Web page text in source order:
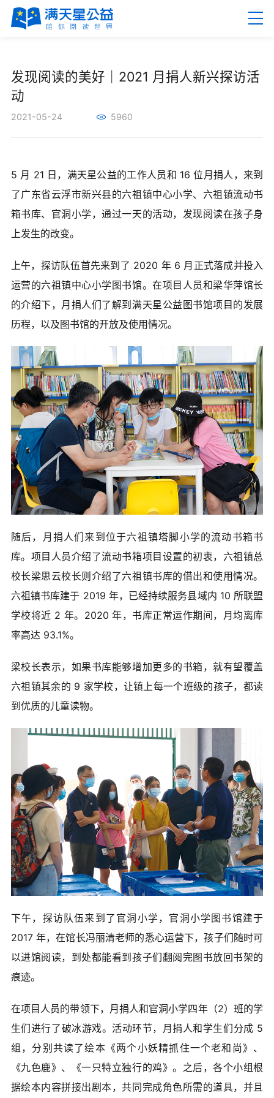
关于满天星
新闻资讯
爱心捐赠
公益合作
加入我们
信息公开
我要月捐
发现阅读的美好｜2021 月捐人新兴探访活
动
2021-05-24 5960
5 月 21 日，满天星公益的工作人员和 16 位月捐人，来到
了广东省云浮市新兴县的六祖镇中心小学、六祖镇流动书
箱书库、官洞小学，通过一天的活动，发现阅读在孩子身
上发生的改变。
上午，探访队伍首先来到了 2020 年 6 月正式落成并投入
运营的六祖镇中心小学图书馆。在项目人员和梁华萍馆长
的介绍下，月捐人们了解到满天星公益图书馆项目的发展
历程，以及图书馆的开放及使用情况。
随后，月捐人们来到位于六祖镇塔脚小学的流动书箱书
库。项目人员介绍了流动书箱项目设置的初衷，六祖镇总
校长梁思云校长则介绍了六祖镇书库的借出和使用情况。
六祖镇书库建于 2019 年，已经持续服务县域内 10 所联盟
学校将近 2 年。2020 年，书库正常运作期间，月均离库
率高达 93.1%。
梁校长表示，如果书库能够增加更多的书箱，就有望覆盖
六祖镇其余的 9 家学校，让镇上每一个班级的孩子，都读
到优质的儿童读物。
下午，探访队伍来到了官洞小学，官洞小学图书馆建于
2017 年，在馆长冯丽清老师的悉心运营下，孩子们随时可
以进馆阅读，到处都能看到孩子们翻阅完图书放回书架的
痕迹。
在项目人员的带领下，月捐人和官洞小学四年（2）班的学
生们进行了破冰游戏。活动环节，月捐人和学生们分成 5
组，分别共读了绘本《两个小妖精抓住一个老和尚》、
《九色鹿》、《一只特立独行的鸡》。之后，各个小组根
据绘本内容拼接出剧本，共同完成角色所需的道具，并且